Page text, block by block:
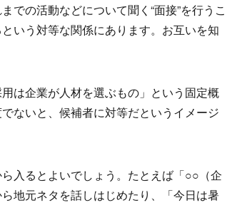
での活動などについて聞く“面接”を行うこ
いう対等な関係にあります。お互いを知
は企業が人材を選ぶもの」という固定概
ないと、候補者に対等だというイメージ
入るとよいでしょう。たとえば「○○（企
地元ネタを話しはじめたり、「今日は暑